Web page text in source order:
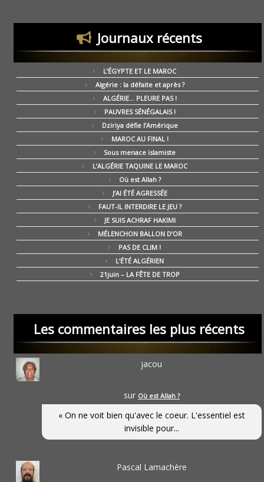
Journaux récents
L’ÉGYPTE ET LE MAROC
Algérie : la défaite et après ?
ALGÉRIE… PLEURE PAS !
PAUVRES SÉNÉGALAIS !
Dziriya défie l’Amérique
MAROC AU FINAL !
Sous menace islamiste
L’ALGÉRIE TAQUINE LE MAROC
Où est Allah ?
J’AI ÉTÉ AGRESSÉE
FAUT-IL INTERDIRE LE JEU ?
JE SUIS ACHRAF HAKIMI
MÉLENCHON BALLON D’OR
PAS DE CLIM !
L’ÉTÉ ALGÉRIEN
21juin – LA FÊTE DE TROP
Les commentaires les plus récents
jacou
sur Où est Allah ?
« On ne voit bien qu'avec le coeur. L'essentiel est
invisible pour...
Pascal Lamachère